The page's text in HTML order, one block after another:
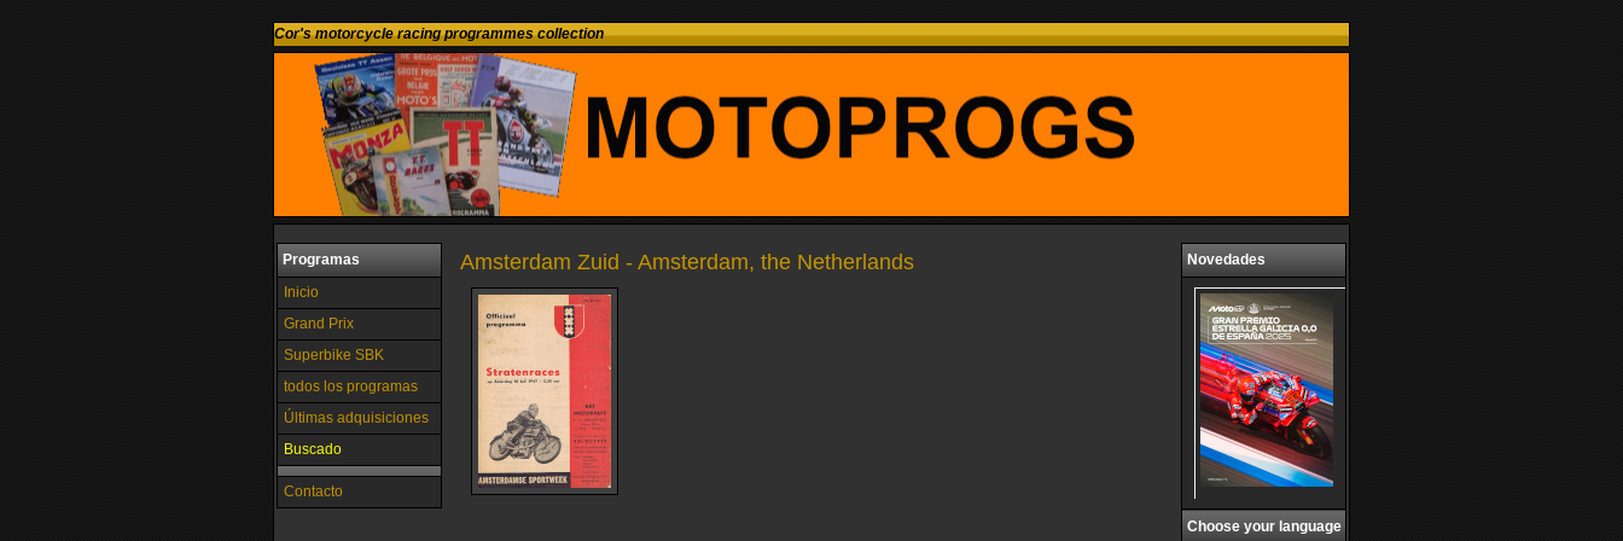
Cor's motorcycle racing programmes collection
Programas
Inicio
Grand Prix
Superbike SBK
todos los programas
Últimas adquisiciones
Buscado
Contacto
Amsterdam Zuid - Amsterdam, the Netherlands Novedades
Choose your language